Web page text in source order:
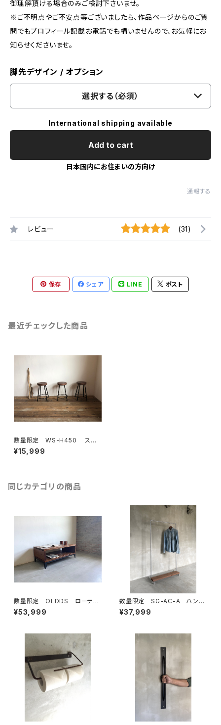
御理解頂ける場合のみご検討下さいませ。
※ご不明点やご不安点等ございましたら、作品ページからのご質
問でもプロフィール記載お電話でも構いませんので、お気軽にお
知らせくださいませ。
脚先デザイン / オプション
選択する（必須）
International shipping available
Add to cart
日本国内にお住まいの方向け
通報する
レビュー (31)
保存 シェア LINE ポスト
最近チェックした商品
数量限定 WS-H450 スツ
ール 厚い座面 無垢材 椅
子 カウンターチェアー オー
¥15,999
同じカテゴリの商品
数量限定 OLDDS ローテー
ブル コーヒーテーブル テー
ブル ベンチ 古材 無垢材
¥53,999
数量限定 SG-AC-A ハンガ
ーラック 古材棚板 パイプ
スチール ガス管 組立式 組
¥37,999